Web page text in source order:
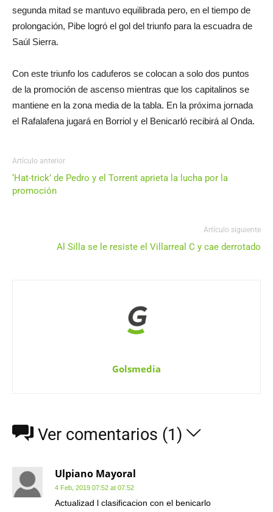
segunda mitad se mantuvo equilibrada pero, en el tiempo de
prolongación, Pibe logró el gol del triunfo para la escuadra de
Saúl Sierra.
Con este triunfo los caduferos se colocan a solo dos puntos
de la promoción de ascenso mientras que los capitalinos se
mantiene en la zona media de la tabla. En la próxima jornada
el Rafalafena jugará en Borriol y el Benicarló recibirá al Onda.
Artículo anterior
‘Hat-trick’ de Pedro y el Torrent aprieta la lucha por la
promoción
Artículo siguiente
Al Silla se le resiste el Villarreal C y cae derrotado
Golsmedia
Ver comentarios (1)
Ulpiano Mayoral
4 Feb, 2019 07:52 at 07:52
Actualizad l clasificacion con el benicarlo